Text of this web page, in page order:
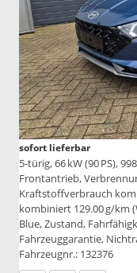
sofort lieferbar
5-türig, 66 kW (90 PS),
Frontantrieb,
Kraftstoffverbrauch
kombiniert 129.00 g/km
Blue, Zustand,
Fahrzeuggarantie,
Fahrzeugnr.: 132376